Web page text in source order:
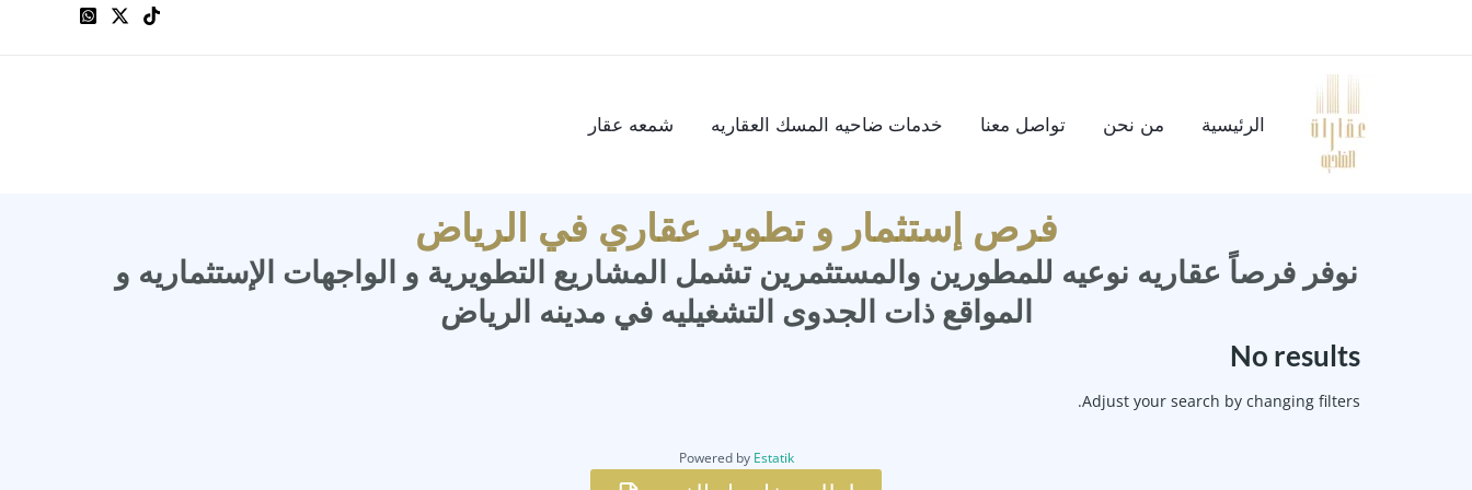
الرئيسية من نحن تواصل معنا خدمات ضاحيه المسك العقاريه شمعه عقار
فرص إستثمار و تطوير عقاري في الرياض
نوفر فرصاً عقاريه نوعيه للمطورين والمستثمرين تشمل المشاريع التطويرية و الواجهات الإستثماريه و
المواقع ذات الجدوى التشغيليه في مدينه الرياض
No results
Adjust your search by changing filters.
Powered by Estatik